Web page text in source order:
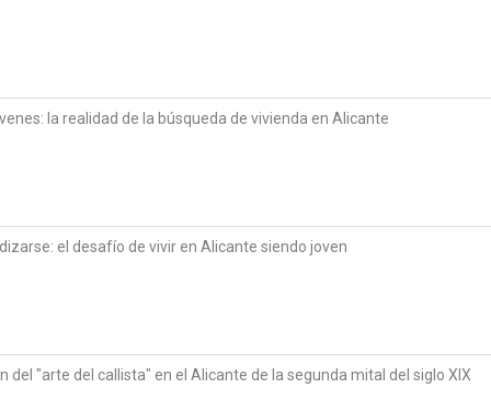
la realidad de la búsqueda de vivienda en Alicante
el desafío de vivir en Alicante siendo joven
del "arte del callista" en el Alicante de la segunda mital del siglo XIX